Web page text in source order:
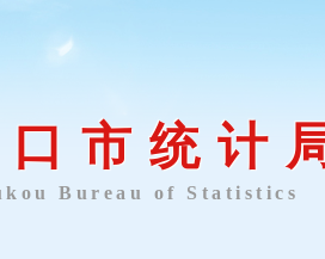
口市统计
Bureau of Statistics